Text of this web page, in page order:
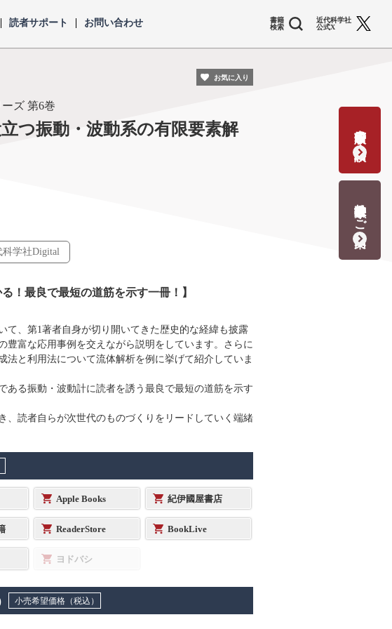
書籍
検索
読者サポート お問い合わせ
近代科学社
公式X
ズ 第6巻
つ振動・波動系の有限要素解
科学社Digital
！最良で最短の道筋を示す一冊！】
て、第1著者自身が切り開いてきた歴史的な経緯も披露
豊富な応用事例を交えながら説明をしています。さらに
法と利用法について流体解析を例に挙げて紹介していま
る振動・波動計に読者を誘う最良で最短の道筋を示す
読者自らが次世代のものづくりをリードしていく端緒
Apple Books 紀伊國屋書店
ReaderStore BookLive
ヨドバシ
小売希望価格（税込）
お気に入り
書籍出版の応募・相談
教科書献本のご案内